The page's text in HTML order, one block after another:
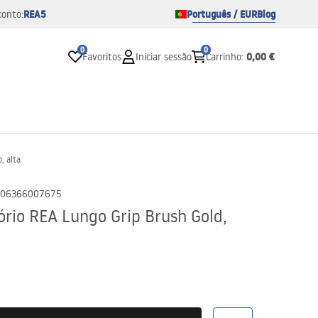
REA5 Português / EURBlog
0
Favoritos Iniciar sessão
0
Carrinho: 0,00 €
alta
REA Lungo Grip Brush Gold,